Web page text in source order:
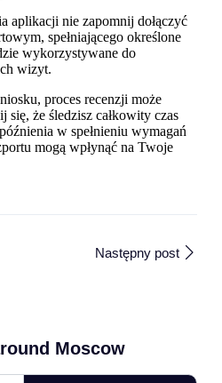
aplikacji nie zapomnij dołączyć
spełniającego określone
wykorzystywane do
wizyt.
proces recenzji może
że śledzisz całkowity czas
w spełnieniu wymagań
mogą wpłynąć na Twoje
Następny post
Moscow